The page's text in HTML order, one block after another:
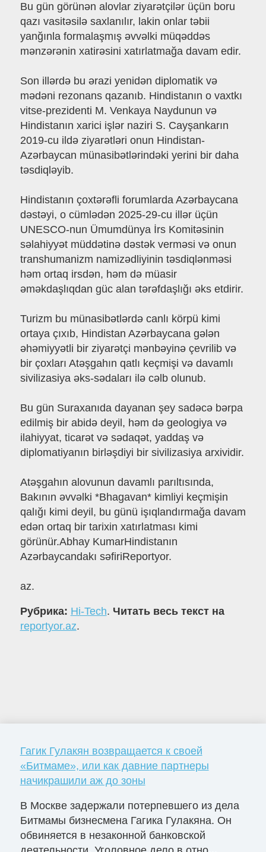
Bu gün görünən alovlar ziyarətçilər üçün boru
qazı vasitəsilə saxlanılır, lakin onlar təbii
yanğınla formalaşmış əvvəlki müqəddəs
mənzərənin xatirəsini xatırlatmağa davam edir.
Son illərdə bu ərazi yenidən diplomatik və
mədəni rezonans qazanıb. Hindistanın o vaxtkı
vitse-prezidenti M. Venkaya Naydunun və
Hindistanın xarici işlər naziri S. Cayşankarın
2019-cu ildə ziyarətləri onun Hindistan-
Azərbaycan münasibətlərindəki yerini bir daha
təsdiqləyib.
Hindistanın çoxtərəfli forumlarda Azərbaycana
dəstəyi, o cümlədən 2025-29-cu illər üçün
UNESCO-nun Ümumdünya İrs Komitəsinin
səlahiyyət müddətinə dəstək verməsi və onun
transhumanizm namizədliyinin təsdiqlənməsi
həm ortaq irsdən, həm də müasir
əməkdaşlıqdan güc alan tərəfdaşlığı əks etdirir.
Turizm bu münasibətlərdə canlı körpü kimi
ortaya çıxıb, Hindistan Azərbaycana gələn
əhəmiyyətli bir ziyarətçi mənbəyinə çevrilib və
bir çoxları Atəşgahın qatlı keçmişi və davamlı
sivilizasiya əks-sədaları ilə cəlb olunub.
Bu gün Suraxanıda dayanan şey sadəcə bərpa
edilmiş bir abidə deyil, həm də geologiya və
ilahiyyat, ticarət və sədaqət, yaddaş və
diplomatiyanın birləşdiyi bir sivilizasiya arxividir.
Atəşgahın alovunun davamlı parıltısında,
Bakının əvvəlki *Bhagavan* kimliyi keçmişin
qalığı kimi deyil, bu günü işıqlandırmağa davam
edən ortaq bir tarixin xatırlatması kimi
görünür.Abhay KumarHindistanın
Azərbaycandakı səfiriReportyor.
az.
Рубрика: Hi-Tech. Читать весь текст на
reportyor.az.
Гагик Гулакян возвращается к своей
«Битмаме», или как давние партнеры
начикрашили аж до зоны
В Москве задержали потерпевшего из дела
Битмамы бизнесмена Гагика Гулакяна. Он
обвиняется в незаконной банковской